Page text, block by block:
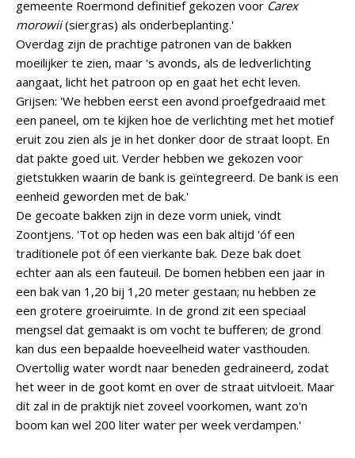
gemeente Roermond definitief gekozen voor Carex
morowii(siergras) als onderbeplanting.'
Overdag zijn de prachtige patronen van de bakken
moeilijker te zien, maar 's avonds, als de ledverlichting
aangaat, licht het patroon op en gaat het echt leven.
Grijsen: 'We hebben eerst een avond proefgedraaid met
een paneel, om te kijken hoe de verlichting met het motief
eruit zou zien als je in het donker door de straat loopt. En
dat pakte goed uit. Verder hebben we gekozen voor
gietstukken waarin de bank is geïntegreerd. De bank is een
eenheid geworden met de bak.'
De gecoate bakken zijn in deze vorm uniek, vindt
Zoontjens. 'Tot op heden was een bak altijd 'óf een
traditionele pot óf een vierkante bak. Deze bak doet
echter aan als een fauteuil. De bomen hebben een jaar in
een bak van 1,20 bij 1,20 meter gestaan; nu hebben ze
een grotere groeiruimte. In de grond zit een speciaal
mengsel dat gemaakt is om vocht te bufferen; de grond
kan dus een bepaalde hoeveelheid water vasthouden.
Overtollig water wordt naar beneden gedraineerd, zodat
het weer in de goot komt en over de straat uitvloeit. Maar
dit zal in de praktijk niet zoveel voorkomen, want zo'n
boom kan wel 200 liter water per week verdampen.'